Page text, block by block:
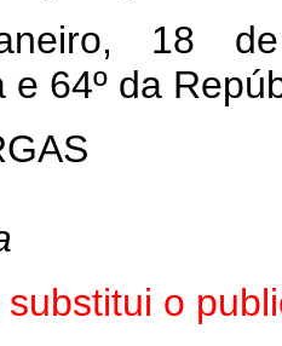
18
e 64º da
o